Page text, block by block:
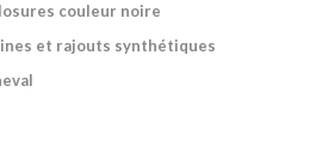
couleur noire
et rajouts synthétiques